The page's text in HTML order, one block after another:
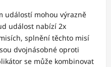
událostí mohou výrazně
událost nabízí 2x
splnění těchto misí
dvojnásobné oproti
se může kombinovat